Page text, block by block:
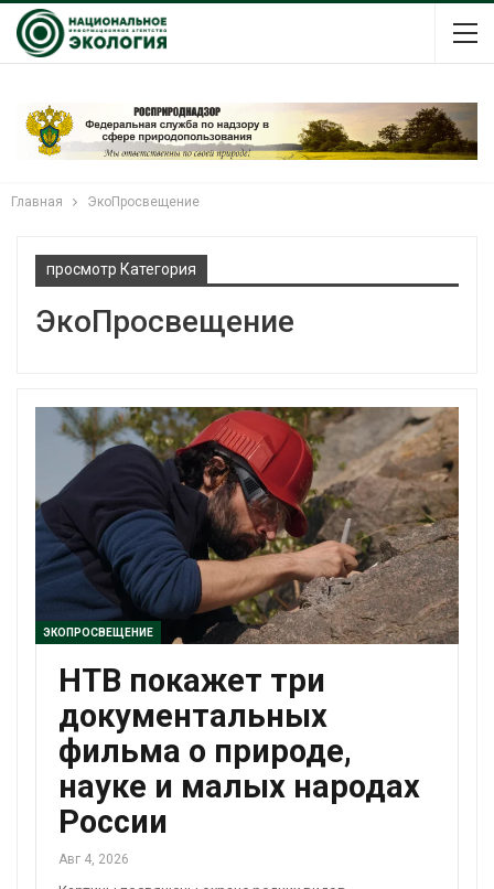
Главная ЭкоПросвещение
просмотр Категория
ЭкоПросвещение
ЭКОПРОСВЕЩЕНИЕ
НТВ покажет три
документальных
фильма о природе,
науке и малых народах
России
Авг 4, 2026